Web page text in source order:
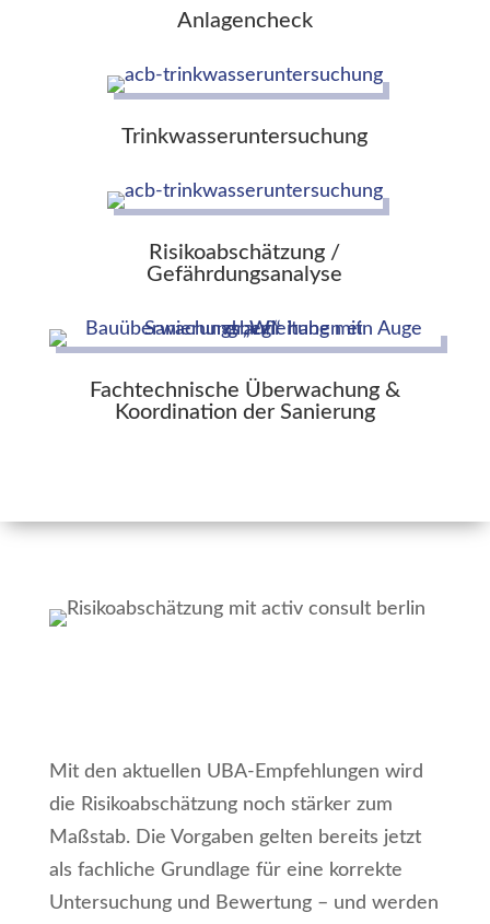
Anlagencheck
Trinkwasseruntersuchung
Risikoabschätzung /
Gefährdungsanalyse
Fachtechnische Überwachung &
Koordination der Sanierung
Mit den aktuellen UBA-Empfehlungen wird
die Risikoabschätzung noch stärker zum
Maßstab. Die Vorgaben gelten bereits jetzt
als fachliche Grundlage für eine korrekte
Untersuchung und Bewertung – und werden